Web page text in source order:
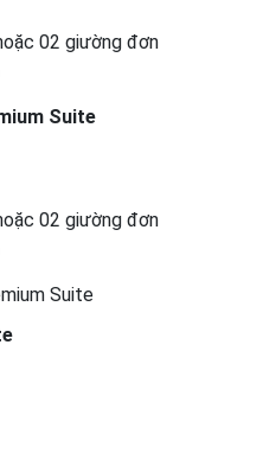
02 giường đơn
Suite
02 giường đơn